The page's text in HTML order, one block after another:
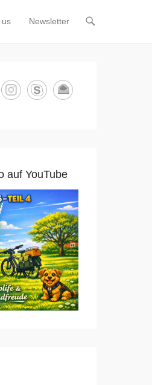
us Newsletter
auf YouTube